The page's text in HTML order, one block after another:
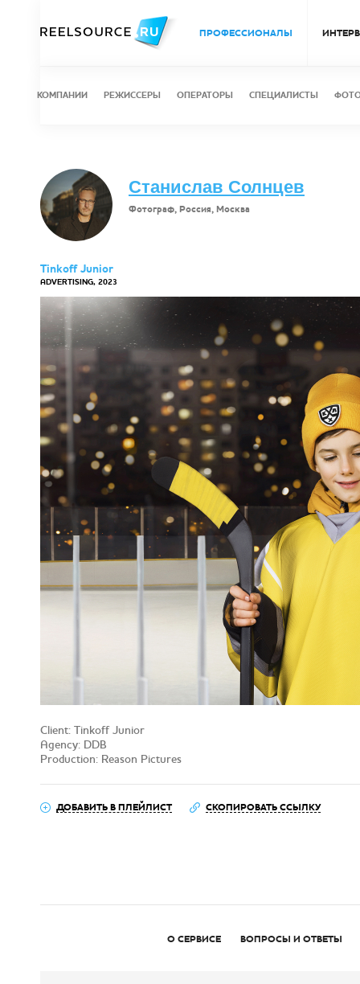
ПРОФЕССИОНАЛЫ
КОМПАНИИ РЕЖИССЕРЫ ОПЕРАТОРЫ СПЕЦИАЛИСТЫ
Станислав Солнцев
Фотограф, Россия, Москва
Tinkoff Junior
ADVERTISING, 2023
Client: Tinkoff Junior
Agency: DDB
Production: Reason Pictures
ДОБАВИТЬ В ПЛЕЙЛИСТ СКОПИРОВАТЬ ССЫЛКУ
О СЕРВИСЕ ВОПРОСЫ И ОТВЕТЫ